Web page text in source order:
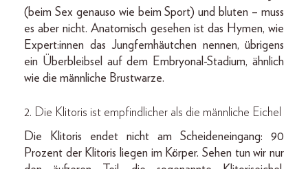
(beim Sex genauso wie beim Sport) und bluten – muss
es aber nicht. Anatomisch gesehen ist das Hymen, wie
Expert:innen das Jungfernhäutchen nennen, übrigens
ein Überbleibsel auf dem Embryonal-Stadium, ähnlich
wie die männliche Brustwarze.
2. Die Klitoris ist empfindlicher als die männliche Eichel
Die Klitoris endet nicht am Scheideneingang: 90
Prozent der Klitoris liegen im Körper. Sehen tun wir nur